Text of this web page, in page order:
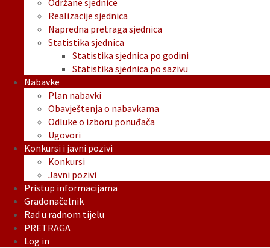
Održane sjednice
Realizacije sjednica
Napredna pretraga sjednica
Statistika sjednica
Statistika sjednica po godini
Statistika sjednica po sazivu
Nabavke
Plan nabavki
Obavještenja o nabavkama
Odluke o izboru ponuđača
Ugovori
Konkursi i javni pozivi
Konkursi
Javni pozivi
Pristup informacijama
Gradonačelnik
Rad u radnom tijelu
PRETRAGA
Log in